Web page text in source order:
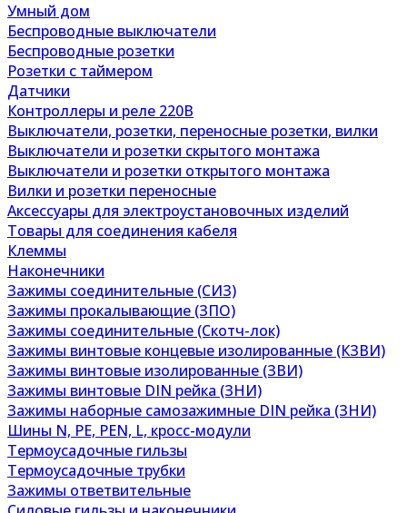
Умный дом
Беспроводные выключатели
Беспроводные розетки
Розетки с таймером
Датчики
Контроллеры и реле 220В
Выключатели, розетки, переносные розетки, вилки
Выключатели и розетки скрытого монтажа
Выключатели и розетки открытого монтажа
Вилки и розетки переносные
Аксессуары для электроустановочных изделий
Товары для соединения кабеля
Клеммы
Наконечники
Зажимы соединительные (СИЗ)
Зажимы прокалывающие (ЗПО)
Зажимы соединительные (Скотч-лок)
Зажимы винтовые концевые изолированные (КЗВИ)
Зажимы винтовые изолированные (ЗВИ)
Зажимы винтовые DIN рейка (ЗНИ)
Зажимы наборные самозажимные DIN рейка (ЗНИ)
Шины N, PE, PEN, L, кросс-модули
Термоусадочные гильзы
Термоусадочные трубки
Зажимы ответвительные